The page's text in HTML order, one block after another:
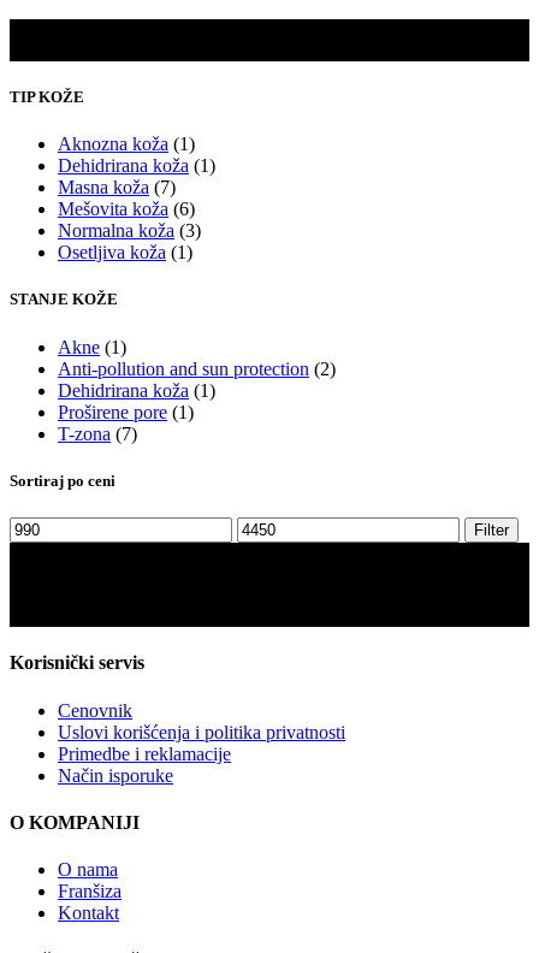
TIP KOŽE
Aknozna koža (1)
Dehidrirana koža (1)
Masna koža (7)
Mešovita koža (6)
Normalna koža (3)
Osetljiva koža (1)
STANJE KOŽE
Akne (1)
Anti-pollution and sun protection (2)
Dehidrirana koža (1)
Proširene pore (1)
T-zona (7)
Sortiraj po ceni
Minimalna
cena
Maksimalna
cena
Filter
Korisnički servis
Cenovnik
Uslovi korišćenja i politika privatnosti
Primedbe i reklamacije
Način isporuke
O KOMPANIJI
O nama
Franšiza
Kontakt